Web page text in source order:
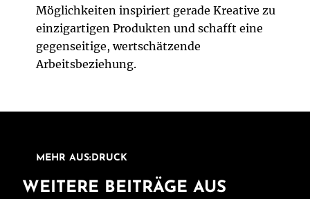
Möglichkeiten inspiriert gerade Kreative zu
einzigartigen Produkten und schafft eine
gegenseitige, wertschätzende
Arbeitsbeziehung.
MEHR AUS:DRUCK
WEITERE BEITRÄGE AUS